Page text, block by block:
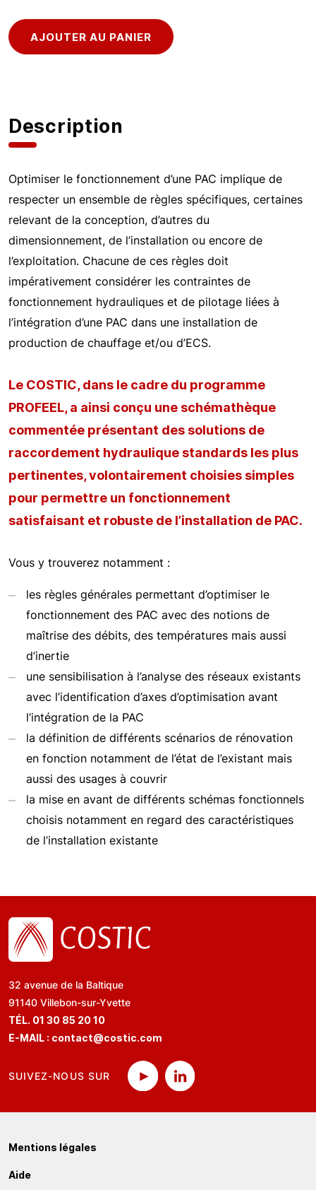
Description
Optimiser le fonctionnement d’une PAC implique de
respecter un ensemble de règles spécifiques, certaines
relevant de la conception, d’autres du
dimensionnement, de l’installation ou encore de
l’exploitation. Chacune de ces règles doit
impérativement considérer les contraintes de
fonctionnement hydrauliques et de pilotage liées à
l’intégration d’une PAC dans une installation de
production de chauffage et/ou d’ECS.
Le COSTIC, dans le cadre du programme
PROFEEL, a ainsi conçu une schémathèque
commentée présentant des solutions de
raccordement hydraulique standards les plus
pertinentes, volontairement choisies simples
pour permettre un fonctionnement
satisfaisant et robuste de l’installation de PAC.
Vous y trouverez notamment :
les règles générales permettant d’optimiser le
fonctionnement des PAC avec des notions de
maîtrise des débits, des températures mais aussi
d’inertie
une sensibilisation à l’analyse des réseaux existants
avec l’identification d’axes d’optimisation avant
l’intégration de la PAC
la définition de différents scénarios de rénovation
en fonction notamment de l’état de l’existant mais
aussi des usages à couvrir
la mise en avant de différents schémas fonctionnels
choisis notamment en regard des caractéristiques
de l’installation existante
32 avenue de la Baltique
91140 Villebon-sur-Yvette
TÉL. 01 30 85 20 10
E-MAIL : contact@costic.com
SUIVEZ-NOUS SUR
Mentions légales
Aide